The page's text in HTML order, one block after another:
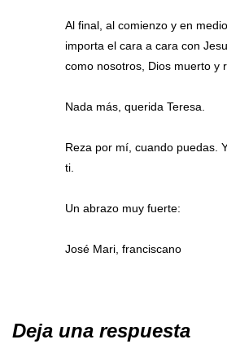
Al final, al comienzo y en
importa el cara a cara con
como nosotros, Dios muerto y
Nada más, querida Teresa.
Reza por mí, cuando puedas.
ti.
Un abrazo muy fuerte:
José Mari, franciscano
Deja una respuesta